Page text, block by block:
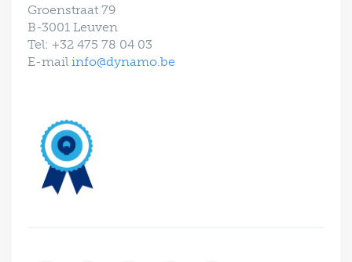
Groenstraat 79
B-3001 Leuven
Tel: +32 475 78 04 03
E-mail info@dynamo.be